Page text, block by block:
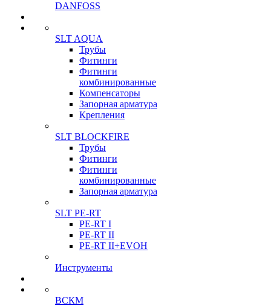
DANFOSS
SLT AQUA
Трубы
Фитинги
Фитинги
комбинированные
Компенсаторы
Запорная арматура
Крепления
SLT BLOCKFIRE
Трубы
Фитинги
Фитинги
комбинированные
Запорная арматура
SLT PE-RT
PE-RT I
PE-RT II
PE-RT II+EVOH
Инструменты
ВСКМ